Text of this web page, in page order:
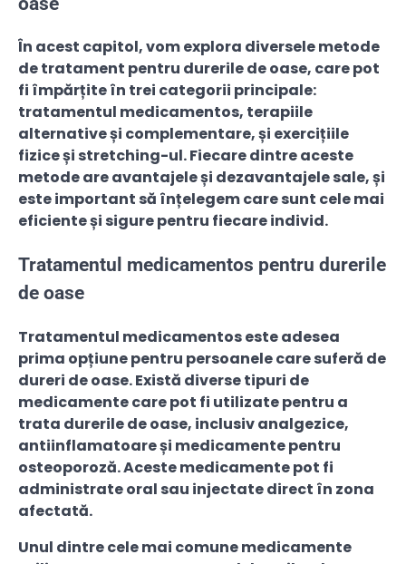
În acest capitol, vom explora diversele metode
de tratament pentru durerile de oase, care pot
fi împărțite în trei categorii principale:
tratamentul medicamentos, terapiile
alternative și complementare, și exercițiile
fizice și stretching-ul. Fiecare dintre aceste
metode are avantajele și dezavantajele sale, și
este important să înțelegem care sunt cele mai
eficiente și sigure pentru fiecare individ.
Tratamentul medicamentos pentru durerile
de oase
Tratamentul medicamentos este adesea
prima opțiune pentru persoanele care suferă de
dureri de oase. Există diverse tipuri de
medicamente care pot fi utilizate pentru a
trata durerile de oase, inclusiv analgezice,
antiinflamatoare și medicamente pentru
osteoporoză. Aceste medicamente pot fi
administrate oral sau injectate direct în zona
afectată.
Unul dintre cele mai comune medicamente